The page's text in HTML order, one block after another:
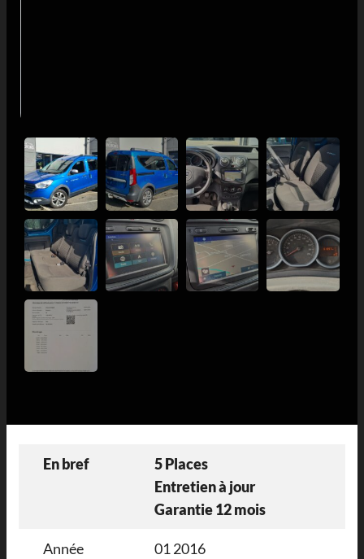
En bref
5 Places
Entretien à jour
Garantie 12 mois
Année 01 2016